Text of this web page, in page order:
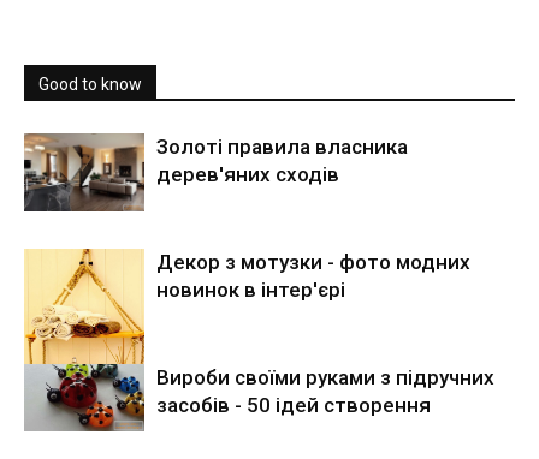
Good to know
Золоті правила власника
дерев'яних сходів
Декор з мотузки - фото модних
новинок в інтер'єрі
Вироби своїми руками з підручних
засобів - 50 ідей створення